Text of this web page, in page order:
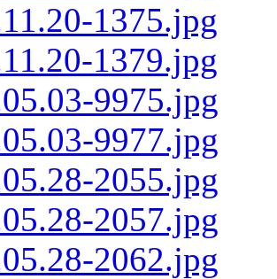
1375.jpg
1379.jpg
9975.jpg
9977.jpg
2055.jpg
2057.jpg
2062.jpg